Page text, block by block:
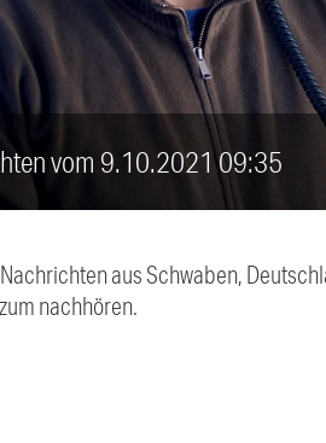
vom 9.10.2021 09:35
aus Schwaben,
nachhören.